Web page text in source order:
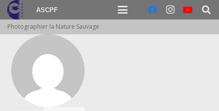
ASCPF
Photographier la Nature Sauvage